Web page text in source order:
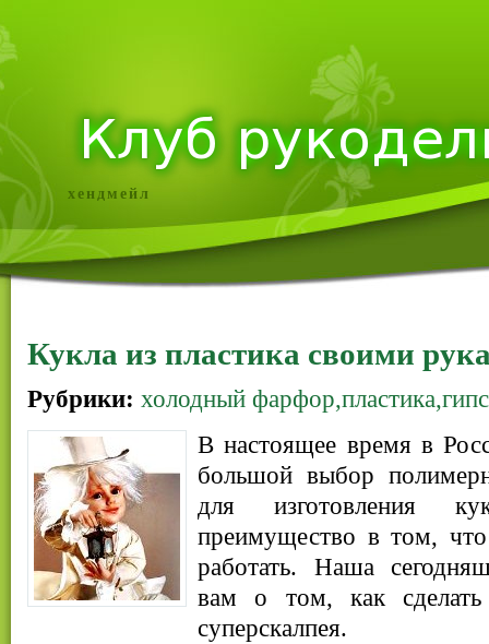
хендмейл
Кукла из пластика своими
Рубрики: холодный фарфор,пластика,гипс
В настоящее время в
большой выбор
для изготовления
преимущество в том,
работать. Наша
вам о том, как
суперскалпея.